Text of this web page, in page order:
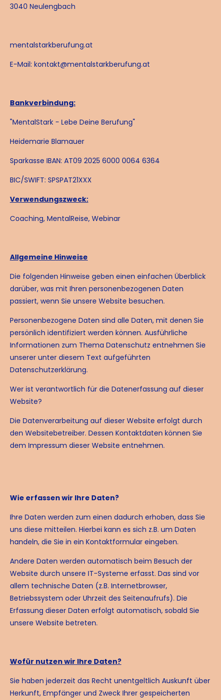
3040 Neulengbach
mentalstarkberufung.at
E-Mail: kontakt@mentalstarkberufung.at
Bankverbindung:
"MentalStark - Lebe Deine Berufung"
Heidemarie Blamauer
Sparkasse IBAN: AT09 2025 6000 0064 6364
BIC/SWIFT: SPSPAT21XXX
Verwendungszweck:
Coaching, MentalReise, Webinar
Allgemeine Hinweise
Die folgenden Hinweise geben einen einfachen Überblick
darüber, was mit Ihren personenbezogenen Daten
passiert, wenn Sie unsere Website besuchen.
Personenbezogene Daten sind alle Daten, mit denen Sie
persönlich identifiziert werden können. Ausführliche
Informationen zum Thema Datenschutz entnehmen Sie
unserer unter diesem Text aufgeführten
Datenschutzerklärung.
Wer ist verantwortlich für die Datenerfassung auf dieser
Website?
Die Datenverarbeitung auf dieser Website erfolgt durch
den Websitebetreiber. Dessen Kontaktdaten können Sie
dem Impressum dieser Website entnehmen.
Wie erfassen wir Ihre Daten?
Ihre Daten werden zum einen dadurch erhoben, dass Sie
uns diese mitteilen. Hierbei kann es sich z.B. um Daten
handeln, die Sie in ein Kontaktformular eingeben.
Andere Daten werden automatisch beim Besuch der
Website durch unsere IT-Systeme erfasst. Das sind vor
allem technische Daten (z.B. Internetbrowser,
Betriebssystem oder Uhrzeit des Seitenaufrufs). Die
Erfassung dieser Daten erfolgt automatisch, sobald Sie
unsere Website betreten.
Wofür nutzen wir Ihre Daten?
Sie haben jederzeit das Recht unentgeltlich Auskunft über
Herkunft, Empfänger und Zweck Ihrer gespeicherten